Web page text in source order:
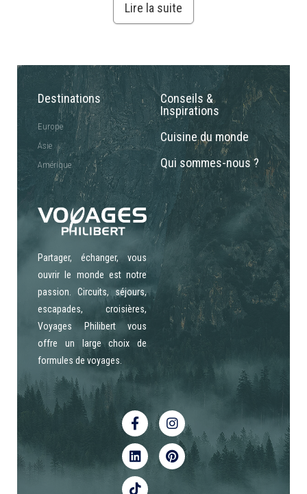
Lire la suite
Destinations
Europe
Asie
Amérique
Conseils &
Inspirations
Cuisine du monde
Qui sommes-nous ?
Partager, échanger, vous
ouvrir le monde est notre
passion. Circuits, séjours,
escapades, croisières,
Voyages Philibert vous
offre un large choix de
formules de voyages.